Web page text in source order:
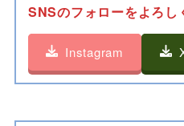
SNSのフォローをよろし
Instagram